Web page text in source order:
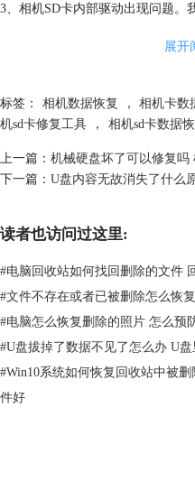
3、相机SD卡内部驱动出现问题。
图2
在”属性“界面中选择上方的”工具“
展开
标签： 相机数据恢复 ， 相机卡数
机sd卡修复工具
， 相机sd卡数据
上一篇： 机械硬盘坏了可以修复
下一篇： U盘内容无故消失了什么
读者也访问过这里:
#电脑回收站如何找回删除的文件
#文件不存在或者已被删除怎么恢
#电脑怎么恢复删除的照片 怎么预
#U盘拔掉了数据不见了怎么办 U
#Win10系统如何恢复回收站中被
件好